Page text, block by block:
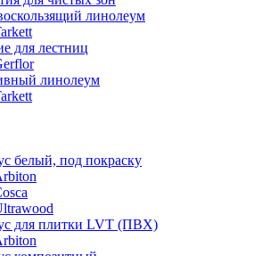
линолеум
для лестниц
линолеум
белый, под покраску
для плитки LVT (ПВХ)